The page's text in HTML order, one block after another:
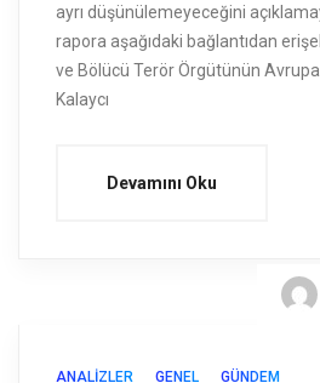
ayrı düşünülemeyeceğini
rapora aşağıdaki bağlantıdan
ve Bölücü Terör Örgütünün
Kalaycı
Devamını Oku
ANALIZLER GENEL GÜNDEM